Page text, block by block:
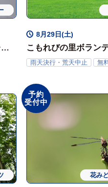
8月29日(土)
こもれびの里ボラン
ランティア体験会
雨天決行・荒天中止 無
予約
受付中
花み